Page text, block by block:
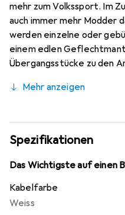
mehr zum Volkssport. Im
auch immer mehr Modder
werden einzelne oder
einem edlen
Übergangsstücke zu den
dann prestigeträchtig,
unvergleichlichen Optik
Mehr anzeigen
Spezifikationen
Das Wichtigste auf einen
Kabelfarbe
Weiss